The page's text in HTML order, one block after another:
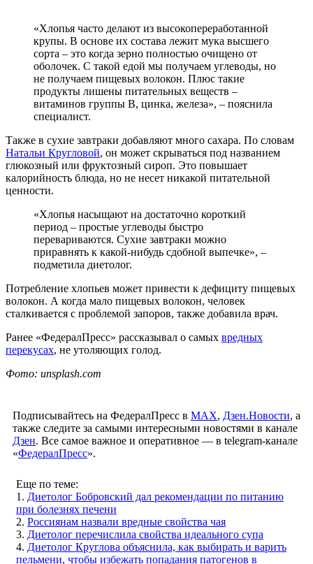
«Хлопья часто делают из высокопереработанной
крупы. В основе их состава лежит мука высшего
сорта – это когда зерно полностью очищено от
оболочек. С такой едой мы получаем углеводы, но
не получаем пищевых волокон. Плюс такие
продукты лишены питательных веществ –
витаминов группы В, цинка, железа», – пояснила
специалист.
Также в сухие завтраки добавляют много сахара. По словам
Натальи Кругловой, он может скрываться под названием
глюкозный или фруктозный сироп. Это повышает
калорийность блюда, но не несет никакой питательной
ценности.
«Хлопья насыщают на достаточно короткий
период – простые углеводы быстро
перевариваются. Сухие завтраки можно
приравнять к какой-нибудь сдобной выпечке», –
подметила диетолог.
Потребление хлопьев может привести к дефициту пищевых
волокон. А когда мало пищевых волокон, человек
сталкивается с проблемой запоров, также добавила врач.
Ранее «ФедералПресс» рассказывал о самых вредных
перекусах, не утоляющих голод.
Фото: unsplash.com
Подписывайтесь на ФедералПресс в МАХ, Дзен.Новости, а
также следите за самыми интересными новостями в канале
Дзен. Все самое важное и оперативное — в telegram-канале
«ФедералПресс».
Еще по теме:
1. Диетолог Бобровский дал рекомендации по питанию
при болезнях печени
2. Россиянам назвали вредные свойства чая
3. Диетолог перечислила свойства идеального супа
4. Диетолог Круглова объяснила, как выбирать и варить
пельмени, чтобы избежать попадания патогенов в